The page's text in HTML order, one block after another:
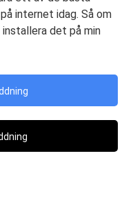
internet idag. Så om
installera det på min